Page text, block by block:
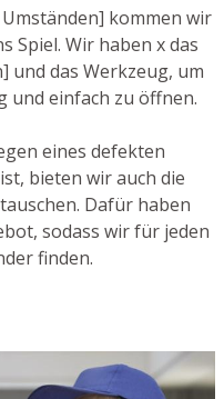
kommen wir
Spiel. Wir haben x das
und das Werkzeug, um
und einfach zu öffnen.
eines defekten
bieten wir auch die
Dafür haben
sodass wir für jeden
finden.